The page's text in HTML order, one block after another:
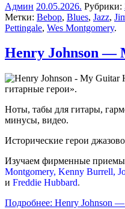
Админ 20.05.2026. Рубрики:
Метки: Bebop, Blues, Jazz,
Pettingale, Wes Montgomery.
Henry Johnson —
гитарные герои».
Ноты, табы для гитары,
минусы, видео.
Исторические герои
Изучаем фирменные приемы
Montgomery, Kenny Burrell,
и Freddie Hubbard.
Подробнее: Henry Johnson